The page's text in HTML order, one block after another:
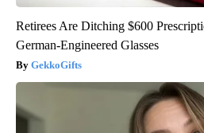
Retirees Are Ditching $600
German-Engineered Glasses
GekkoGifts